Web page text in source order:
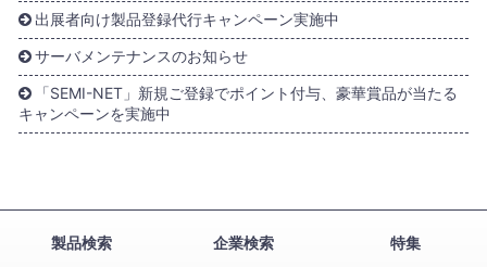
出展者向け製品登録代行キャンペーン実施中
サーバメンテナンスのお知らせ
「SEMI-NET」新規ご登録でポイント付与、豪華賞品が当たる
キャンペーンを実施中
製品検索 企業検索
特集